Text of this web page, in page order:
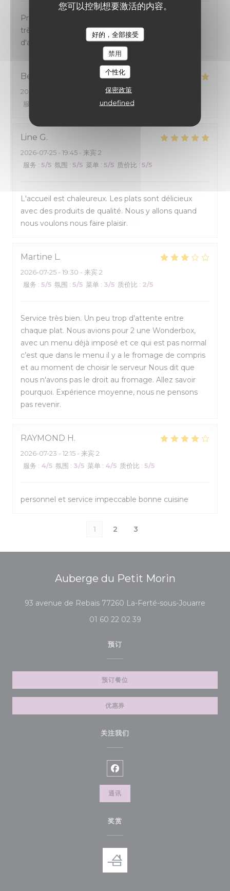
您可以控制想要激活的内容。
好的，全部接受
禁用
个性化
保密政策
undefined
Prix correct, portions raisonnable, qualité des plats
très bien, service très bien également. Un plaisir
d'avoir partagé un repas dans cet établissement
Benedicte
2026-07-29
服务
菜单:5/5 质价比
Line G
2026-07-25 - 19:45 - 来宾 2
服务 : 5/5 氛围 : 5/5 菜单 : 5/5 质价比 : 5/5
L'accueil est chaleureux. Les plats sont délicieux
avec des produits de qualité. Nous y allons quand
nous voulons nous faire plaisir.
Martine L
2026-07-25 - 19:30 - 来宾 2
服务 : 5/5 氛围 : 5/5 菜单 : 3/5 质价比 : 2/5
Service très bien. Un peu trop d'attente entre
chaque plat. Nous avions pour 2 une Wonderbox,
avec un menu déjà imposé et ce qui est pas normal
c’est que dans le menu il y a le fromage de compris
et au moment de choisir le serveur Nous dit que
nous n'avons pas le droit au fromage. Allez savoir
pourquoi. Expérience moyenne, nous ne pensons
pas revenir.
RAYMOND H
2026-07-23 - 12:15 - 来宾 2
服务 : 4/5 氛围 : 3/5 菜单 : 4/5 质价比 : 5/5
personnel et service impeccable bonne cuisine
1 2 3
Auberge du Petit Morin
93 avenue de Rebais 77260 La-Ferté-sous-Jouarre
01 60 22 02 39
预订
预订餐位
优惠券
关注我们
Facebook ((在新窗口中打开))
通讯
奖赏